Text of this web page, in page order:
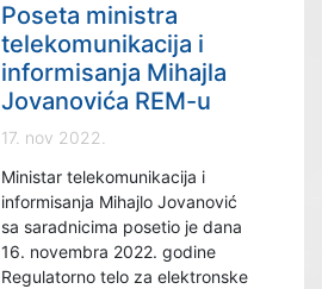
Poseta ministra
telekomunikacija i
informisanja Mihajla
Jovanovića REM-u
17. nov 2022.
Ministar telekomunikacija i
informisanja Mihajlo Jovanović
sa saradnicima posetio je dana
16. novembra 2022. godine
Regulatorno telo za elektronske